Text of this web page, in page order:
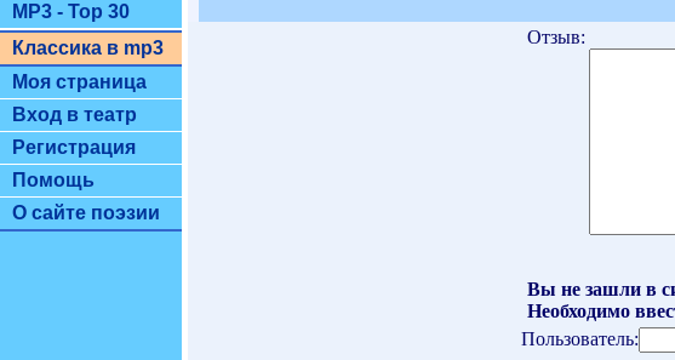
MP3 - Top 30
Классика в mp3
Моя страница
Вход в театр
Регистрация
Помощь
О сайте поэзии
Отзыв:
Вы не зашли в
Необходимо
Пользователь: